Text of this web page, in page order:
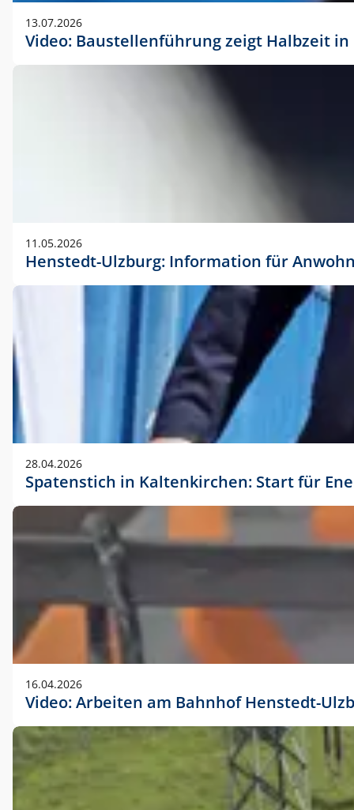
13.07.2026
Video: Baustellenführung zeigt Halbzeit
11.05.2026
Henstedt-Ulzburg: Information für
28.04.2026
Spatenstich in Kaltenkirchen: Start für
16.04.2026
Video: Arbeiten am Bahnhof Henstedt-